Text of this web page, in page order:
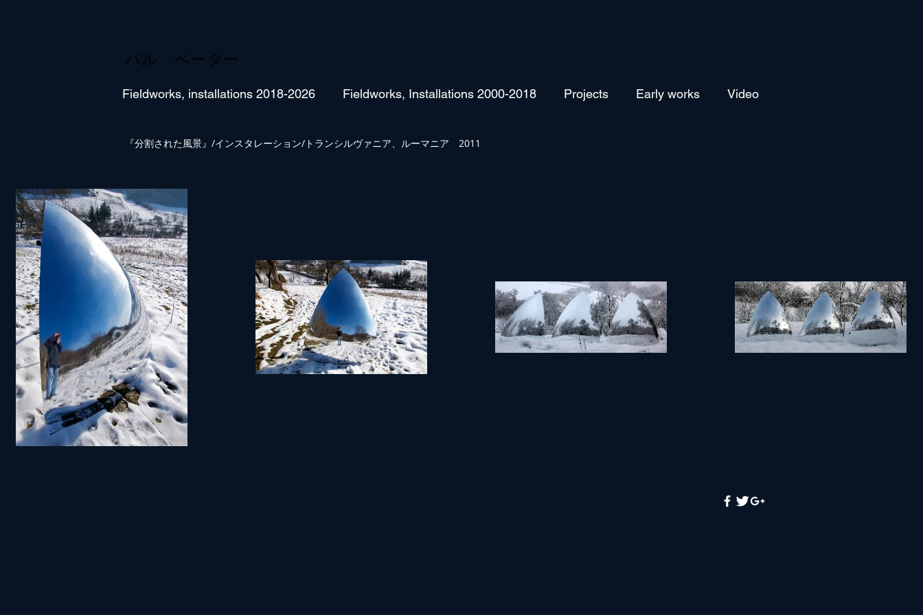
パル ペーター
Fieldworks, installations 2018-2026 Fieldworks, Installations 2000-2018 Projects Early works Video
『分割された風景』/インスタレーション/トランシルヴァニア、ルーマニア 2011